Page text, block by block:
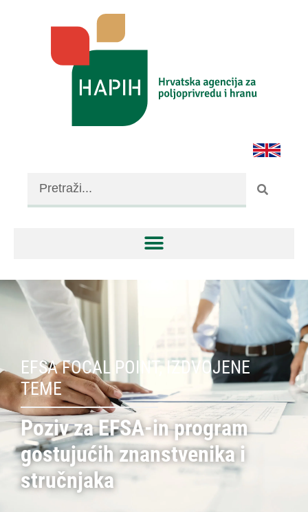
EFSA FOCAL POINT, IZDVOJENE
TEME
Poziv za EFSA-in program
gostujućih znanstvenika i
stručnjaka